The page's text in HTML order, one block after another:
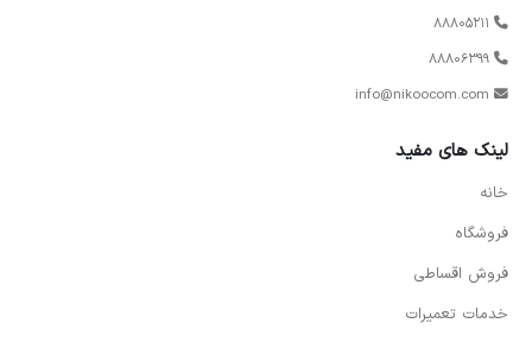
88805211
88806399
info@nikoocom.com
لینک های مفید
خانه
فروشگاه
فروش اقساطی
خدمات تعمیرات